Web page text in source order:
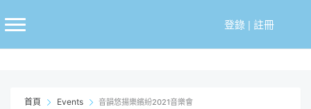
至
登錄| 註冊
首頁 Events 音韻悠揚樂繽紛2021音樂會